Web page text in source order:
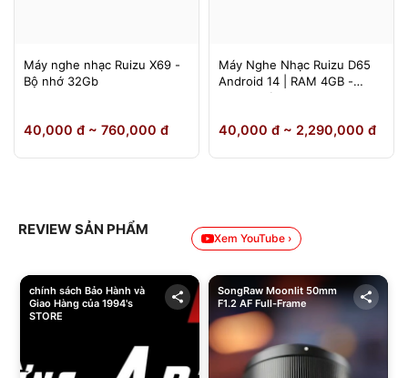
Máy nghe nhạc Ruizu X69 -
Bộ nhớ 32Gb
40,000 đ ~ 760,000 đ
Máy Nghe Nhạc Ruizu D65
Android 14 | RAM 4GB -
64GB Chính Hãng
40,000 đ ~ 2,290,000 đ
REVIEW SẢN PHẨM
Xem YouTube ›
chính sách Bảo Hành và
Giao Hàng của 1994's
STORE
SongRaw Moonlit 50mm
F1.2 AF Full-Frame